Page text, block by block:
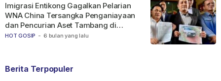
HOT GOSIP - 6 bulan yang lalu
Imigrasi Entikong Gagalkan Pelarian
WNA China Tersangka Penganiayaan
dan Pencurian Aset Tambang di
Ketapang
Berita Terpopuler